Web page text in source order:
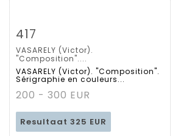
Gedetailleerde
fiche
417
VASARELY (Victor).
"Composition"....
VASARELY (Victor). "Composition".
Sérigraphie en couleurs...
200 - 300 EUR
Resultaat 325 EUR